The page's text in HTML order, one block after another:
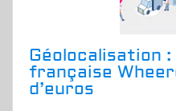
Géolocalisation
française
d’euros